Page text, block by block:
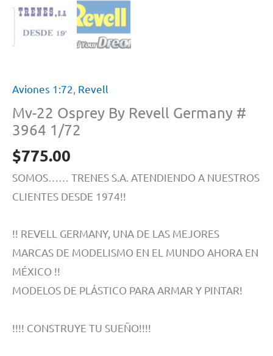
Aviones 1:72 Revell
Mv-22 Osprey By Revell Germany #
3964 1/72
$775.00
SOMOS…… TRENES S.A. ATENDIENDO A NUESTROS
CLIENTES DESDE 1974!!
!! REVELL GERMANY, UNA DE LAS MEJORES
MARCAS DE MODELISMO EN EL MUNDO AHORA EN
MÉXICO !!
MODELOS DE PLÁSTICO PARA ARMAR Y PINTAR!
!!!! CONSTRUYE TU SUEÑO!!!!